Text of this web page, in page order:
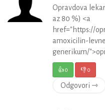
Opravdova
az 80 %) <a
href="https://
amoxicilin-
generikum/
👍0 👎0
Odgovori ⇾